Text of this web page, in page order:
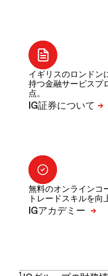
イギリスのロンドン
持つ金融サービスプ
点。
無料のオンラインコ
トレードスキルを向
1